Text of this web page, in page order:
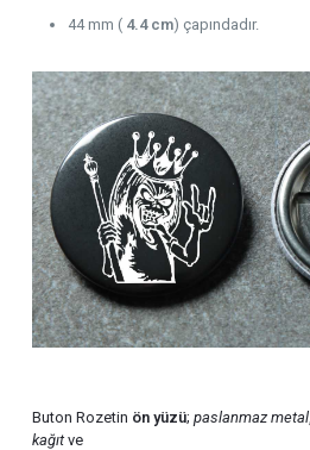
44 mm ( 4.4 cm) çapındadır.
Buton Rozetin ön yüzü; paslanmaz metal
kağıtve